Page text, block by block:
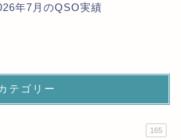
年7月のQSO実績
テゴリー
165